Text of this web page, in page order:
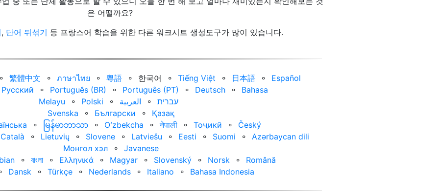
은 어떨까요?
, 단어 뒤섞기 등 프랑스어 학습을 위한 다른 워크시트 생성도구가 많이 있습니다.
⚬ 繁體中文 ⚬ ภาษาไทย ⚬ 粵語 ⚬ 한국어 ⚬ Tiếng Việt ⚬ 日本語 ⚬
Español
Русский ⚬ Português (BR) ⚬ Português (PT) ⚬ Deutsch ⚬
Bahasa
Melayu
⚬ Polski ⚬ العربية‏ ⚬
עברית‏
Svenska
⚬ Български ⚬
Қазақ
⚬ မြန်မာဘာသာ ⚬ Oʻzbekcha ⚬ नेपाली ⚬ Тоҷикӣ ⚬
Český
Català ⚬ Lietuvių ⚬ Slovene ⚬ Latviešu ⚬ Eesti ⚬ Suomi ⚬
Azərbaycan dili
Монгол хэл
⚬
Javanese
⚬ বাংলা ⚬ Ελληνικά ⚬ Magyar ⚬ Slovenský ⚬ Norsk ⚬
Română
Dansk ⚬ Türkçe ⚬ Nederlands ⚬ Italiano ⚬ Bahasa Indonesia